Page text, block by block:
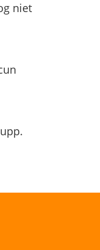
niet